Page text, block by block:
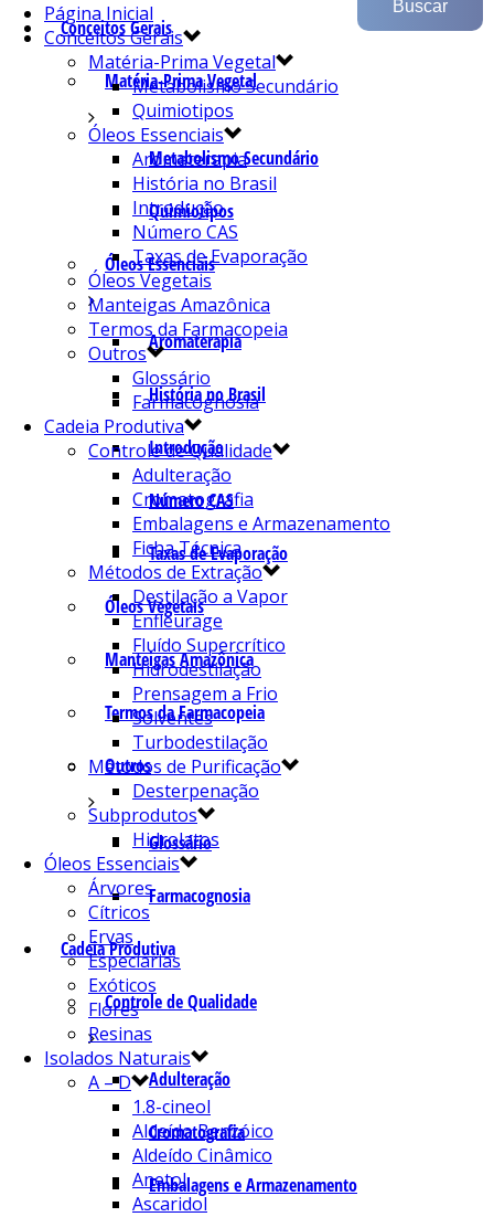
Conceitos Gerais
Matéria-Prima Vegetal
Metabolismo Secundário
Quimiotipos
Óleos Essenciais
Aromaterapia
História no Brasil
Introdução
Número CAS
Taxas de Evaporação
Óleos Vegetais
Manteigas Amazônica
Termos da Farmacopeia
Outros
Glossário
Farmacognosia
Cadeia Produtiva
Controle de Qualidade
Adulteração
Cromatografia
Embalagens e Armazenamento
Página Inicial
Conceitos Gerais
Matéria-Prima Vegetal
Metabolismo Secundário
Quimiotipos
Óleos Essenciais
Aromaterapia
História no Brasil
Introdução
Número CAS
Taxas de Evaporação
Óleos Vegetais
Manteigas Amazônica
Termos da Farmacopeia
Outros
Glossário
Farmacognosia
Cadeia Produtiva
Controle de Qualidade
Adulteração
Cromatografia
Embalagens e Armazenamento
Ficha Técnica
Métodos de Extração
Destilação a Vapor
Enfleurage
Fluído Supercrítico
Hidrodestilação
Prensagem a Frio
Solventes
Turbodestilação
Métodos de Purificação
Desterpenação
Subprodutos
Hidrolatos
Óleos Essenciais
Árvores
Cítricos
Ervas
Especiarias
Exóticos
Flores
Resinas
Isolados Naturais
A – D
1.8-cineol
Aldeído Benzóico
Aldeído Cinâmico
Anetol
Ascaridol